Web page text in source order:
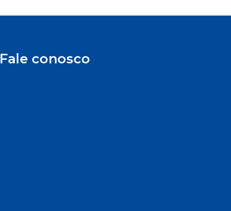
Fale conosco